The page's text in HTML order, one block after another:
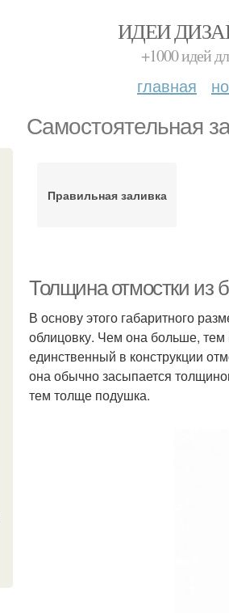
ИДЕИ
+1000 идей
главная
Самостоятельная
Правильная заливка
Толщина отмостки из
В основу этого габаритного
облицовку. Чем она больше,
единственный в конструкции
она обычно засыпается
тем толще подушка.